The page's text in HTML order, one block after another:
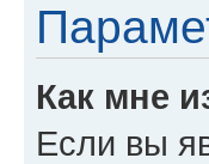
Как мне
Если вы